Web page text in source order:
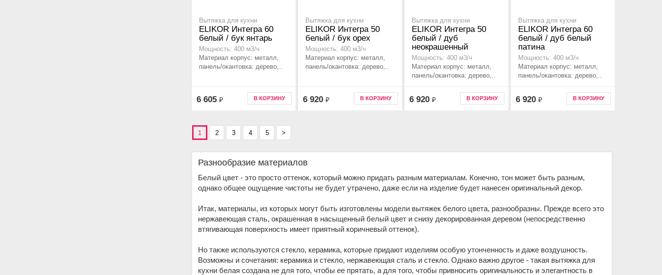
Вытяжка для кухни
ELIKOR Интегра 60
белый / бук янтарь
Мощность: 400 м3/ч
Материал корпус: металл,
панель/окантовка: дерево,..
6 605 ₽ В КОРЗИНУ
Вытяжка для кухни
ELIKOR Интегра 50
белый / бук орех
Мощность: 400 м3/ч
Материал корпус: металл,
панель/окантовка: дерево,..
6 920 ₽ В КОРЗИНУ
Вытяжка для кухни
ELIKOR Интегра 50
белый / дуб
неокрашенный
Мощность: 400 м3/ч
Материал корпус: металл,
панель/окантовка: дерево,..
6 920 ₽ В КОРЗИНУ
Вытяжка для кухни
ELIKOR Интегра 60
белый / дуб белый
патина
Мощность: 400 м3/ч
Материал корпус: металл,
панель/окантовка: дерево,..
6 920 ₽ В КОРЗИНУ
1 2 3 4 5 >
Разнообразие материалов
Белый цвет - это просто оттенок, который можно придать разным материалам. Конечно, тон может быть разным,
однако общее ощущение чистоты не будет утрачено, даже если на изделие будет нанесен оригинальный декор.
Итак, материалы, из которых могут быть изготовлены модели вытяжек белого цвета, разнообразны. Прежде всего это
нержавеющая сталь, окрашенная в насыщенный белый цвет и снизу декорированная деревом (непосредственно
втягивающая поверхность имеет приятный коричневый оттенок).
Но также используются стекло, керамика, которые придают изделиям особую утонченность и даже воздушность.
Возможны и сочетания: керамика и стекло, нержавеющая сталь и стекло. Однако важно другое - такая вытяжка для
кухни белая создана не для того, чтобы ее прятать, а для того, чтобы привносить оригинальность и элегантность в